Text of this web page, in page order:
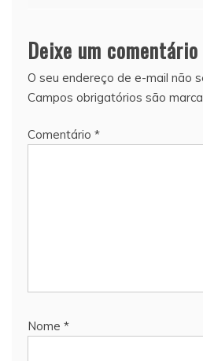
Deixe um comentário
O seu endereço de e-mail não
Campos obrigatórios são
Comentário *
Nome *